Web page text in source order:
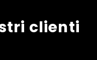
clienti